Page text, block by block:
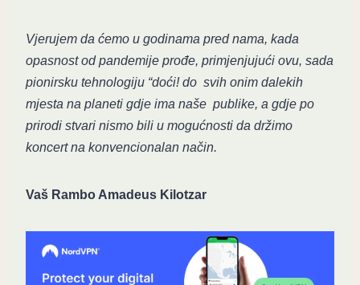
Vjerujem da ćemo u godinama pred nama, kada
opasnost od pandemije prođe, primjenjujući ovu, sada
pionirsku tehnologiju “doći! do svih onim dalekih
mjesta na planeti gdje ima naše publike, a gdje po
prirodi stvari nismo bili u mogućnosti da držimo
koncert na konvencionalan način.
Vaš Rambo Amadeus Kilotzar